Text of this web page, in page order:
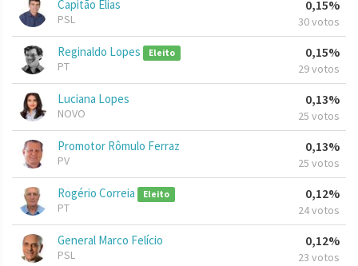
Capitão Elias
PSL
0,15%
30 votos
Reginaldo Lopes Eleito
PT
0,15%
29 votos
Luciana Lopes
NOVO
0,13%
25 votos
Promotor Rômulo Ferraz
PV
0,13%
25 votos
Rogério Correia Eleito
PT
0,12%
24 votos
General Marco Felício
PSL
0,12%
23 votos